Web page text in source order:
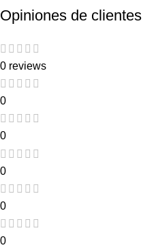
Opiniones de clientes
0 reviews
0
0
0
0
0